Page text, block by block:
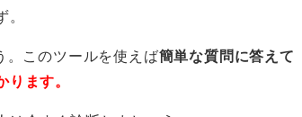
。
。このツールを使えば簡単な質問に答えて
ります。